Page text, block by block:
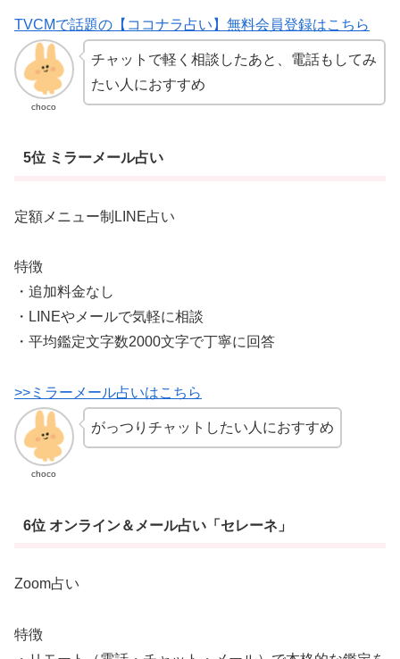
TVCMで話題の【ココナラ占い】無料会員登録はこちら
choco
チャットで軽く相談したあと、電話もしてみ
たい人におすすめ
5位 ミラーメール占い
定額メニュー制LINE占い
特徴
・追加料金なし
・LINEやメールで気軽に相談
・平均鑑定文字数2000文字で丁寧に回答
>>ミラーメール占いはこちら
choco
がっつりチャットしたい人におすすめ
6位 オンライン＆メール占い「セレーネ」
Zoom占い
特徴